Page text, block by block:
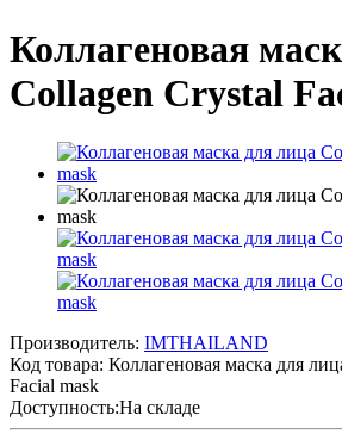
Коллагеновая
Collagen Crystal
Производитель: IMTHAILAND
Код товара: Коллагеновая маска для
Facial mask
Доступность:На складе